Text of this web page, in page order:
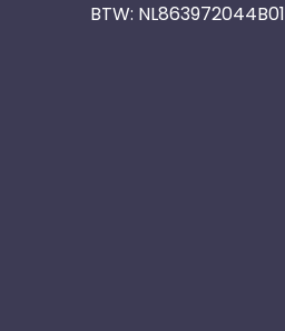
BTW: NL863972044B01